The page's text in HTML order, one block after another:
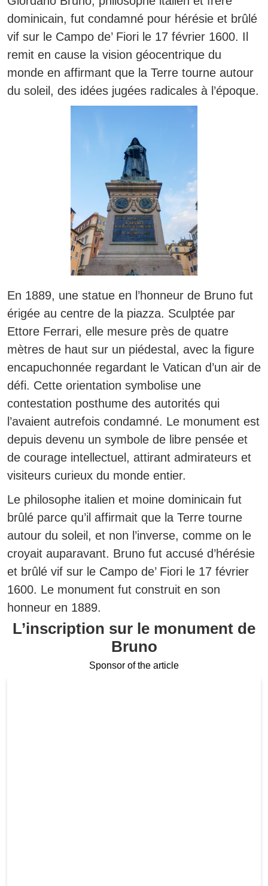
dominicain, fut condamné pour hérésie et brûlé
vif sur le Campo de’ Fiori le 17 février 1600. Il
remit en cause la vision géocentrique du
monde en affirmant que la Terre tourne autour
du soleil, des idées jugées radicales à l’époque.
En 1889, une statue en l’honneur de Bruno fut
érigée au centre de la piazza. Sculptée par
Ettore Ferrari, elle mesure près de quatre
mètres de haut sur un piédestal, avec la figure
encapuchonnée regardant le Vatican d’un air de
défi. Cette orientation symbolise une
contestation posthume des autorités qui
l’avaient autrefois condamné. Le monument est
depuis devenu un symbole de libre pensée et
de courage intellectuel, attirant admirateurs et
visiteurs curieux du monde entier.
Le philosophe italien et moine dominicain fut
brûlé parce qu’il affirmait que la Terre tourne
autour du soleil, et non l’inverse, comme on le
croyait auparavant. Bruno fut accusé d’hérésie
et brûlé vif sur le Campo de’ Fiori le 17 février
1600. Le monument fut construit en son
honneur en 1889.
L’inscription sur le monument de
Bruno
Sponsor of the article